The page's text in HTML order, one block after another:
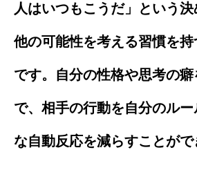
人はいつもこうだ」という決
他の可能性を考える習慣を
です。自分の性格や思考の
で、相手の行動を自分のル
な自動反応を減らすことがで